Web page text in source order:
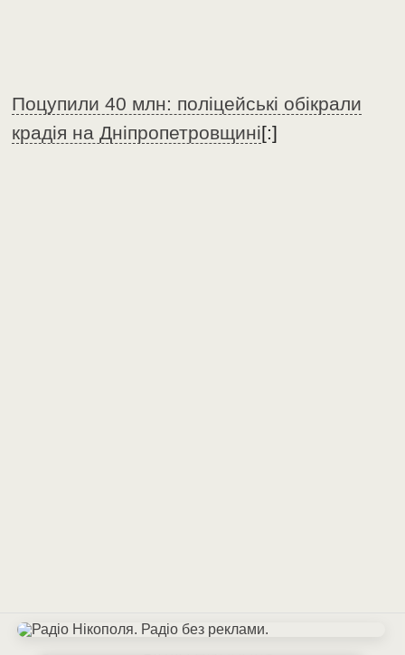
Поцупили 40 млн: поліцейські обікрали
крадія на Дніпропетровщині[:]